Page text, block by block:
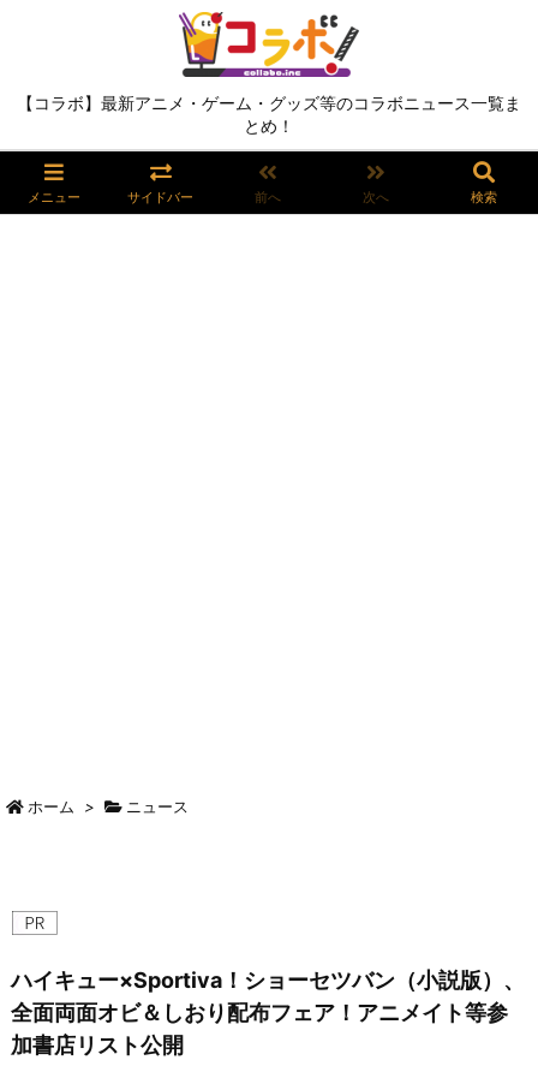
【コラボ】最新アニメ・ゲーム・グッズ等のコラボニュース一覧ま
とめ！
メニュー サイドバー 前へ 次へ 検索
ホーム > ニュース
ハイキュー×Sportiva！ショーセツバン（小説版）、
全面両面オビ＆しおり配布フェア！アニメイト等参
加書店リスト公開